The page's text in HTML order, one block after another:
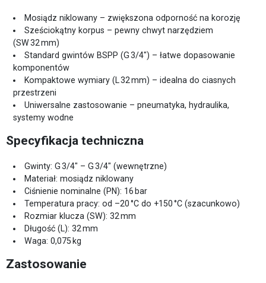
Mosiądz niklowany – zwiększona odporność na korozję
Sześciokątny korpus – pewny chwyt narzędziem
(SW 32 mm)
Standard gwintów BSPP (G 3/4") – łatwe dopasowanie
komponentów
Kompaktowe wymiary (L 32 mm) – idealna do ciasnych
przestrzeni
Uniwersalne zastosowanie – pneumatyka, hydraulika,
systemy wodne
Specyfikacja techniczna
Gwinty: G 3/4" – G 3/4" (wewnętrzne)
Materiał: mosiądz niklowany
Ciśnienie nominalne (PN): 16 bar
Temperatura pracy: od –20 °C do +150 °C (szacunkowo)
Rozmiar klucza (SW): 32 mm
Długość (L): 32 mm
Waga: 0,075 kg
Zastosowanie